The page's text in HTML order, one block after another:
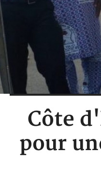
Côte
pour